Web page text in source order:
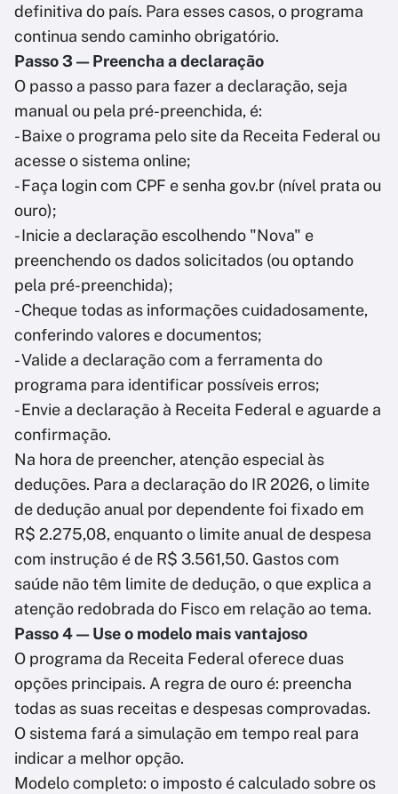
definitiva do país. Para esses casos, o programa
continua sendo caminho obrigatório.
Passo 3 — Preencha a declaração
O passo a passo para fazer a declaração, seja
manual ou pela pré-preenchida, é:
- Baixe o programa pelo site da Receita Federal ou
acesse o sistema online;
- Faça login com CPF e senha gov.br (nível prata ou
ouro);
- Inicie a declaração escolhendo "Nova" e
preenchendo os dados solicitados (ou optando
pela pré-preenchida);
- Cheque todas as informações cuidadosamente,
conferindo valores e documentos;
- Valide a declaração com a ferramenta do
programa para identificar possíveis erros;
- Envie a declaração à Receita Federal e aguarde a
confirmação.
Na hora de preencher, atenção especial às
deduções. Para a declaração do IR 2026, o limite
de dedução anual por dependente foi fixado em
R$ 2.275,08, enquanto o limite anual de despesa
com instrução é de R$ 3.561,50. Gastos com
saúde não têm limite de dedução, o que explica a
atenção redobrada do Fisco em relação ao tema.
Passo 4 — Use o modelo mais vantajoso
O programa da Receita Federal oferece duas
opções principais. A regra de ouro é: preencha
todas as suas receitas e despesas comprovadas.
O sistema fará a simulação em tempo real para
indicar a melhor opção.
Modelo completo: o imposto é calculado sobre os